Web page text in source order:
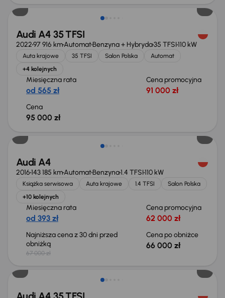
Audi A4 35 TFSI
202297 916 kmAutomatBenzyna + Hybryda35 TFSI110 kW
Auta krajowe 35 TFSI Salon Polska
Automat
+4 kolejnych
Miesięczna rata
od 565 zł
Cena promocyjna
91 000 zł
Cena
95 000 zł
Taniej o 1 000 zł
Audi A4
2016143 185 kmAutomatBenzyna1.4 TFSI110 kW
Książka serwisowa Auta krajowe 1.4 TFSI
Salon Polska
+10 kolejnych
Miesięczna rata
od 393 zł
Cena promocyjna
62 000 zł
Najniższa cena z 30 dni przed
obniżką
67 000 zł
Cena po obniżce
66 000 zł
Taniej o 3 000 zł